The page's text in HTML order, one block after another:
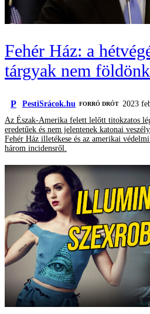
Fehér Ház: a
tárgyak nem
P PestiSrácok.hu FORRÓ DRÓT 2023
Az Észak-Amerika felett lelőtt titokzatos
eredetűek és nem jelentenek katonai
Fehér Ház illetékese és az amerikai
három incidensről.